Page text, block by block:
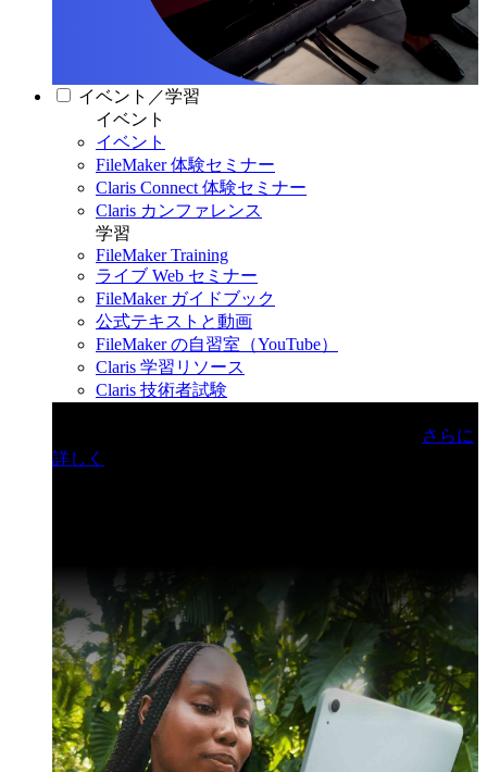
イベント／学習
イベント
イベント
FileMaker 体験セミナー
Claris Connect 体験セミナー
Claris カンファレンス
学習
FileMaker Training
ライブ Web セミナー
FileMaker ガイドブック
公式テキストと動画
FileMaker の自習室（YouTube）
Claris 学習リソース
Claris 技術者試験
さらに
詳しく